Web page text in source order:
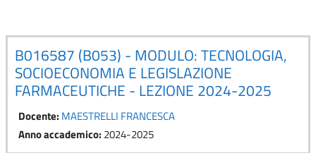
B016587 (B053) - MODULO: TECNOLOGIA,
SOCIOECONOMIA E LEGISLAZIONE
FARMACEUTICHE - LEZIONE 2024-2025
Docente: MAESTRELLI FRANCESCA
Anno accademico: 2024-2025